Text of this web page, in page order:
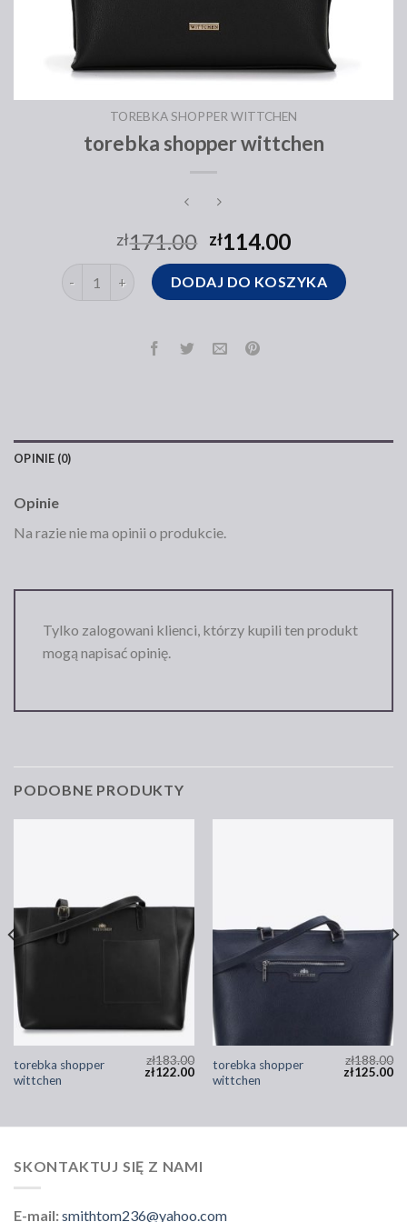
TOREBKA SHOPPER WITTCHEN
torebka shopper wittchen
zł171.00 zł114.00
ilość torebka shopper wittchenDODAJ DO KOSZYKA
OPINIE (0)
Opinie
Na razie nie ma opinii o produkcie.
Tylko zalogowani klienci, którzy kupili ten produkt
mogą napisać opinię.
PODOBNE PRODUKTY
torebka shopper
wittchen
zł183.00
zł122.00
torebka shopper
wittchen
zł188.00
zł125.00
SKONTAKTUJ SIĘ Z NAMI
E-mail:smithtom236@yahoo.com